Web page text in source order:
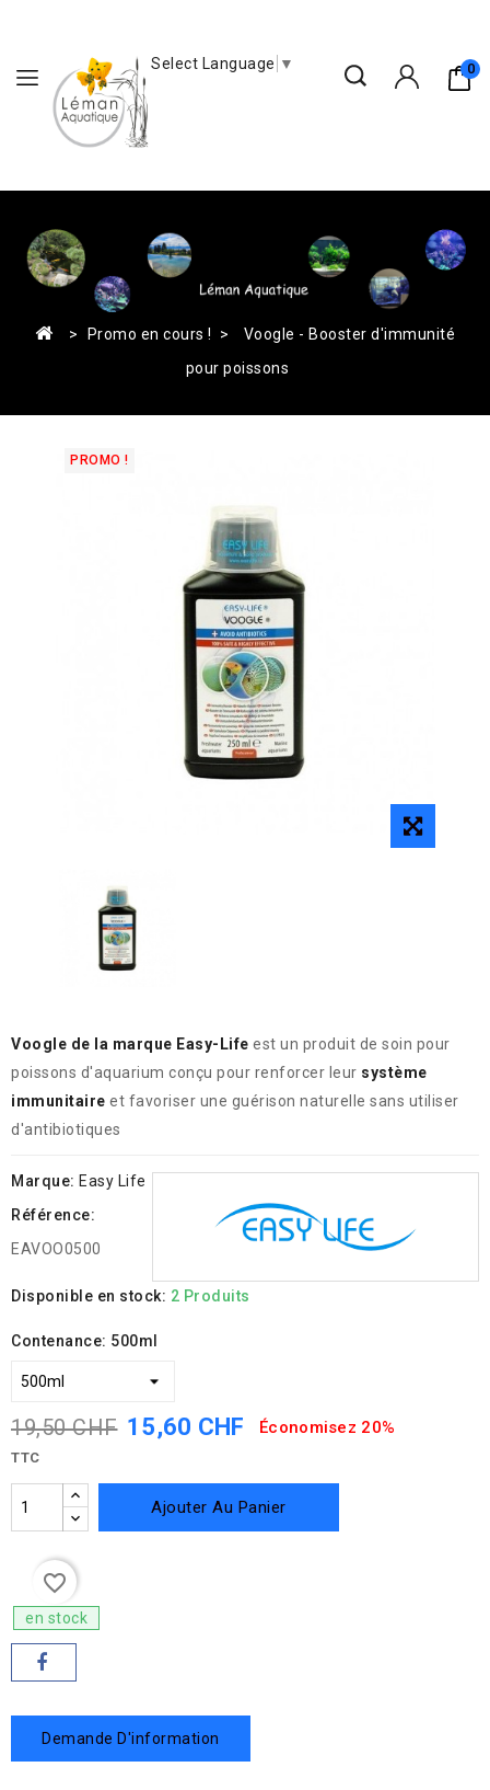
0
Select Language ▼
Promo en cours !
Voogle - Booster d'immunité
pour poissons
PROMO !
Voogle de la marque Easy-Life est un produit de soin pour
poissons d'aquarium conçu pour renforcer leur système
immunitaire et favoriser une guérison naturelle sans utiliser
d'antibiotiques
Marque: Easy Life
Référence:
EAVOO0500
Disponible en stock: 2 Produits
Contenance: 500ml
19,50 CHF 15,60 CHF Économisez 20%
TTC
Ajouter Au Panier
favorite_border
en stock
Demande D'information